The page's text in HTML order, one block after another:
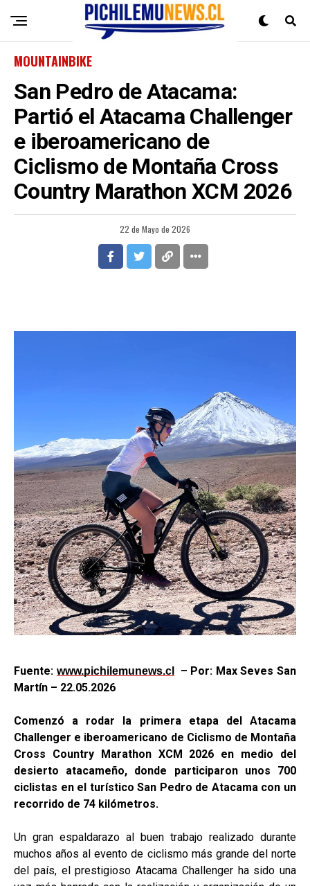
MOUNTAINBIKE
San Pedro de Atacama:
Partió el Atacama Challenger
e iberoamericano de
Ciclismo de Montaña Cross
Country Marathon XCM 2026
22 de Mayo de 2026
Fuente: www.pichilemunews.cl – Por: Max Seves San
Martín – 22.05.2026
Comenzó a rodar la primera etapa del Atacama
Challenger e iberoamericano de Ciclismo de Montaña
Cross Country Marathon XCM 2026 en medio del
desierto atacameño, donde participaron unos 700
ciclistas en el turístico San Pedro de Atacama con un
recorrido de 74 kilómetros.
Un gran espaldarazo al buen trabajo realizado durante
muchos años al evento de ciclismo más grande del norte
del país, el prestigioso Atacama Challenger ha sido una